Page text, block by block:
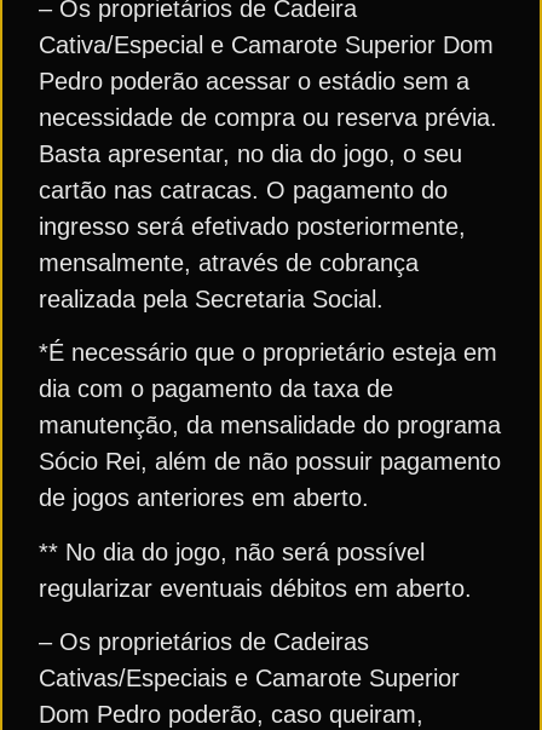
– Os proprietários de Cadeira
Cativa/Especial e Camarote Superior Dom
Pedro poderão acessar o estádio sem a
necessidade de compra ou reserva prévia.
Basta apresentar, no dia do jogo, o seu
cartão nas catracas. O pagamento do
ingresso será efetivado posteriormente,
mensalmente, através de cobrança
realizada pela Secretaria Social.
*É necessário que o proprietário esteja em
dia com o pagamento da taxa de
manutenção, da mensalidade do programa
Sócio Rei, além de não possuir pagamento
de jogos anteriores em aberto.
** No dia do jogo, não será possível
regularizar eventuais débitos em aberto.
– Os proprietários de Cadeiras
Cativas/Especiais e Camarote Superior
Dom Pedro poderão, caso queiram,